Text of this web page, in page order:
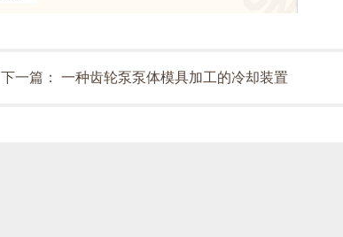
下一篇：一种齿轮泵泵体模具加工的冷却装置